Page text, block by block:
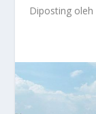
Diposting oleh